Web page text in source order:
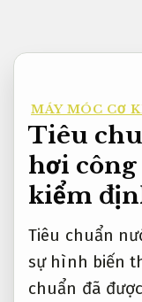
nội
MÁY MÓC CƠ
Tiêu
hơi
kiểm
Tiêu chuẩn
sự hình biến
chuẩn đã